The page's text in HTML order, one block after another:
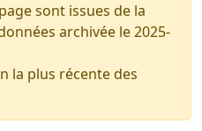
sont issues de la
archivée le 2025-
la plus récente des